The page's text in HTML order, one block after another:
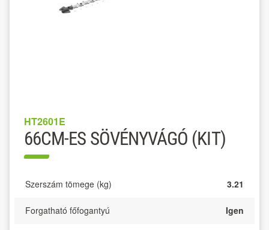
HT2601E
66CM-ES SÖVÉNYVÁGÓ (KIT)
Szerszám tömege (kg) 3.21
Forgatható főfogantyú Igen